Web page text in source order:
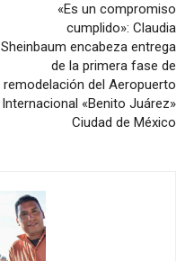
«Es un compromiso
cumplido»: Claudia
Sheinbaum encabeza entrega
de la primera fase de
remodelación del Aeropuerto
Internacional «Benito Juárez»
Ciudad de México